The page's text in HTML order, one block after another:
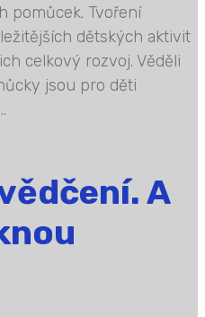
pomůcek. Tvoření
dětských aktivit
celkový rozvoj. Věděli
jsou pro děti
A